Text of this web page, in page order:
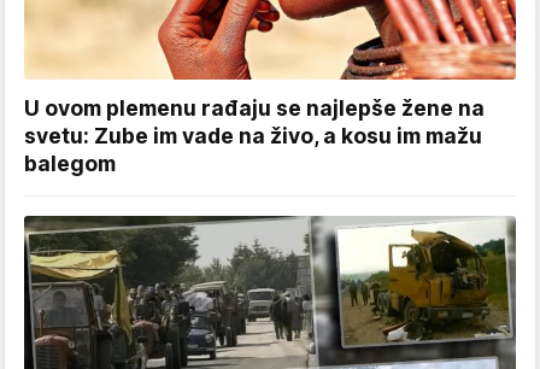
U ovom plemenu rađaju se najlepše žene na
svetu: Zube im vade na živo, a kosu im mažu
balegom